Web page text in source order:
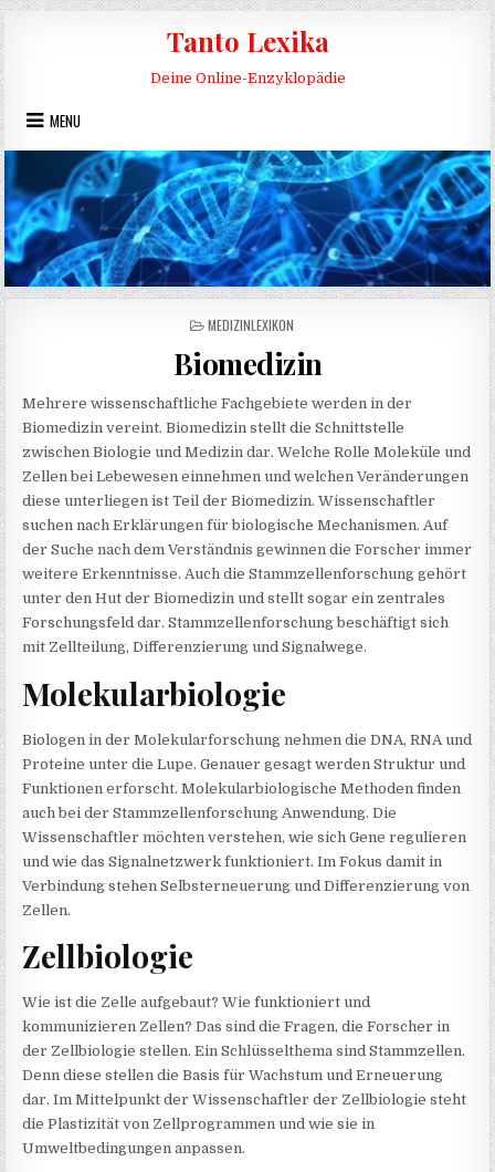
Skip to content
Tanto Lexika
Deine Online-Enzyklopädie
MENU
POSTED IN
MEDIZINLEXIKON
Biomedizin
Mehrere wissenschaftliche Fachgebiete werden in der
Biomedizin vereint. Biomedizin stellt die Schnittstelle
zwischen Biologie und Medizin dar. Welche Rolle Moleküle und
Zellen bei Lebewesen einnehmen und welchen Veränderungen
diese unterliegen ist Teil der Biomedizin. Wissenschaftler
suchen nach Erklärungen für biologische Mechanismen. Auf
der Suche nach dem Verständnis gewinnen die Forscher immer
weitere Erkenntnisse. Auch die Stammzellenforschung gehört
unter den Hut der Biomedizin und stellt sogar ein zentrales
Forschungsfeld dar. Stammzellenforschung beschäftigt sich
mit Zellteilung, Differenzierung und Signalwege.
Molekularbiologie
Biologen in der Molekularforschung nehmen die DNA, RNA und
Proteine unter die Lupe. Genauer gesagt werden Struktur und
Funktionen erforscht. Molekularbiologische Methoden finden
auch bei der Stammzellenforschung Anwendung. Die
Wissenschaftler möchten verstehen, wie sich Gene regulieren
und wie das Signalnetzwerk funktioniert. Im Fokus damit in
Verbindung stehen Selbsterneuerung und Differenzierung von
Zellen.
Zellbiologie
Wie ist die Zelle aufgebaut? Wie funktioniert und
kommunizieren Zellen? Das sind die Fragen, die Forscher in
der Zellbiologie stellen. Ein Schlüsselthema sind Stammzellen.
Denn diese stellen die Basis für Wachstum und Erneuerung
dar. Im Mittelpunkt der Wissenschaftler der Zellbiologie steht
die Plastizität von Zellprogrammen und wie sie in
Umweltbedingungen anpassen.